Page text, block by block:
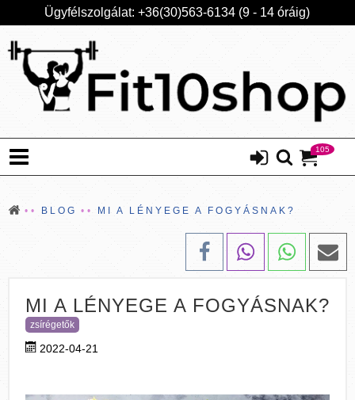
Ügyfélszolgálat: +36(30)563-6134 (9 - 14 óráig)
105
BLOG MI A LÉNYEGE A FOGYÁSNAK?
MI A LÉNYEGE A FOGYÁSNAK?
zsírégetők
2022-04-21